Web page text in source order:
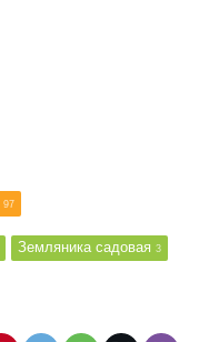
97
Земляника садовая 3